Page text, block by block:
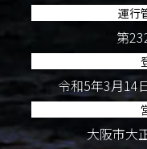
運行
第
令和5年3月14
大阪市大